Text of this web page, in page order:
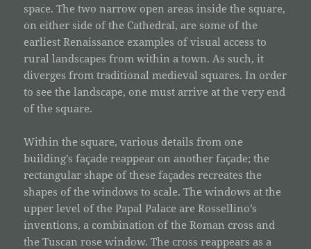
space. The two narrow open areas inside the square,
on either side of the Cathedral, are some of the
earliest Renaissance examples of visual access to
rural landscapes from within a town. As such, it
diverges from traditional medieval squares. In order
to see the landscape, one must arrive at the very end
of the square.
Within the square, various details from one
building’s façade reappear on another façade; the
rectangular shape of these façades recreates the
shapes of the windows to scale. The windows at the
upper level of the Papal Palace are Rossellino’s
inventions, a combination of the Roman cross and
the Tuscan rose window. The cross reappears as a